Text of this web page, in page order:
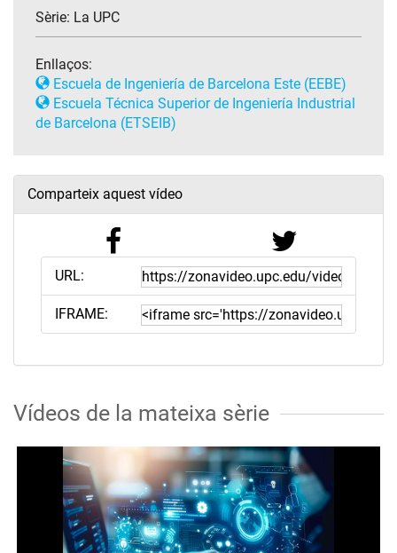
Sèrie: La UPC
Enllaços:
Escuela de Ingeniería de Barcelona Este (EEBE)
Escuela Técnica Superior de Ingeniería Industrial
de Barcelona (ETSEIB)
Comparteix aquest vídeo
URL:
IFRAME:
Vídeos de la mateixa sèrie